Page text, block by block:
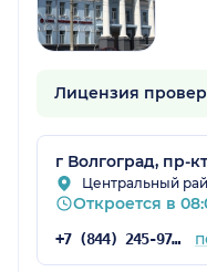
Лицензия
г Волгоград, пр-
Центральный
Откроется в
+7 (844) 245-97-65